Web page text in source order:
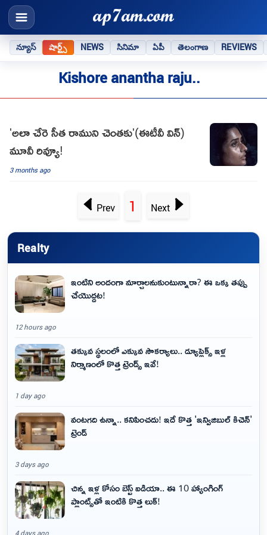
న్యూస్ షార్ట్స్ NEWS సినిమా ఏపీ తెలంగాణ REVIEWS
Kishore anantha raju..
'అలా చేరె సీత రాముని చెంతకు'(ఈటీవీ విన్)
మూవీ రివ్యూ!
3 months ago
Prev 1 Next
Realty
ఇంటిని అందంగా మార్చాలనుకుంటున్నారా? ఈ ఒక్క తప్పు
చేయొద్దట!
12 hours ago
తక్కువ స్థలంలో ఎక్కువ సౌకర్యాలు.. డ్యూప్లెక్స్ ఇళ్ల
నిర్మాణంలో కొత్త ట్రెండ్స్ ఇవే!
1 day ago
వంటగది ఉన్నా.. కనిపించదు! ఇదే కొత్త 'ఇన్విజిబుల్ కిచెన్'
ట్రెండ్
3 days ago
చిన్న ఇళ్ల కోసం బెస్ట్ ఐడియా.. ఈ 10 హ్యాంగింగ్
ప్లాంట్స్‌తో ఇంటికి కొత్త లుక్!
4 days ago